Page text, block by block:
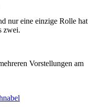
nur eine einzige Rolle hat
zwei.
Vorstellungen am